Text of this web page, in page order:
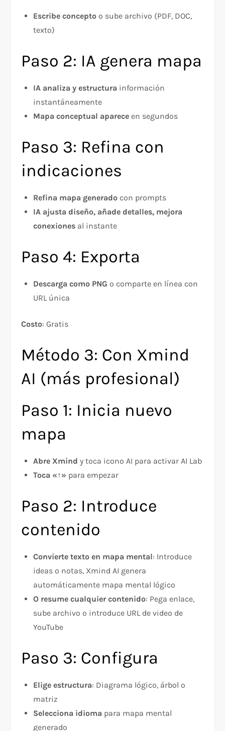
Escribe concepto o sube archivo (PDF, DOC,
texto)
Paso 2: IA genera mapa
IA analiza y estructura información
instantáneamente
Mapa conceptual aparece en segundos
Paso 3: Refina con
indicaciones
Refina mapa generado con prompts
IA ajusta diseño, añade detalles, mejora
conexiones al instante
Paso 4: Exporta
Descarga como PNG o comparte en línea con
URL única
Costo: Gratis
Método 3: Con Xmind
AI (más profesional)
Paso 1: Inicia nuevo
mapa
Abre Xmind y toca icono AI para activar AI Lab
Toca «↑» para empezar
Paso 2: Introduce
contenido
Convierte texto en mapa mental: Introduce
ideas o notas, Xmind AI genera
automáticamente mapa mental lógico
O resume cualquier contenido: Pega enlace,
sube archivo o introduce URL de video de
YouTube
Paso 3: Configura
Elige estructura: Diagrama lógico, árbol o
matriz
Selecciona idioma para mapa mental
generado